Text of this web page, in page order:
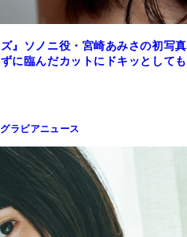
』ソノニ役・宮崎あみさの初写真
に臨んだカットにドキッとしても
グラビアニュース